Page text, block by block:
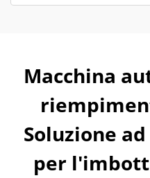
Macchina
Soluzione
per